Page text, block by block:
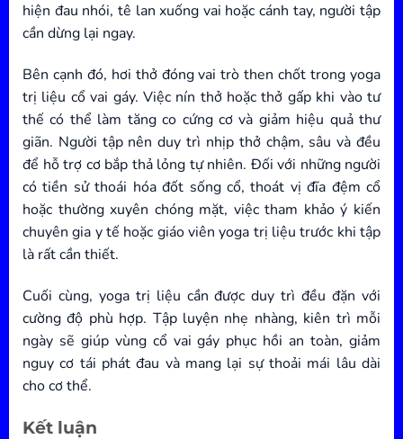
hiện đau nhói, tê lan xuống vai hoặc cánh tay, người tập
cần dừng lại ngay.
Bên cạnh đó, hơi thở đóng vai trò then chốt trong yoga
trị liệu cổ vai gáy. Việc nín thở hoặc thở gấp khi vào tư
thế có thể làm tăng co cứng cơ và giảm hiệu quả thư
giãn. Người tập nên duy trì nhịp thở chậm, sâu và đều
để hỗ trợ cơ bắp thả lỏng tự nhiên. Đối với những người
có tiền sử thoái hóa đốt sống cổ, thoát vị đĩa đệm cổ
hoặc thường xuyên chóng mặt, việc tham khảo ý kiến
chuyên gia y tế hoặc giáo viên yoga trị liệu trước khi tập
là rất cần thiết.
Cuối cùng, yoga trị liệu cần được duy trì đều đặn với
cường độ phù hợp. Tập luyện nhẹ nhàng, kiên trì mỗi
ngày sẽ giúp vùng cổ vai gáy phục hồi an toàn, giảm
nguy cơ tái phát đau và mang lại sự thoải mái lâu dài
cho cơ thể.
Kết luận